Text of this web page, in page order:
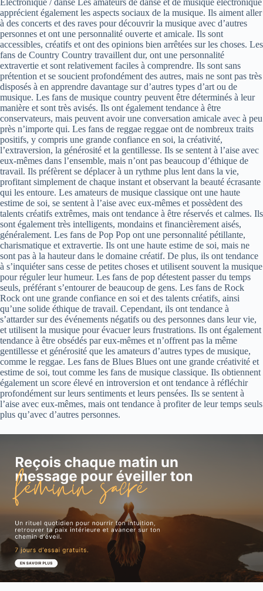
Électronique / danse Les amateurs de danse et de musique électronique
apprécient également les aspects sociaux de la musique. Ils aiment aller
à des concerts et des raves pour découvrir la musique avec d’autres
personnes et ont une personnalité ouverte et amicale. Ils sont
accessibles, créatifs et ont des opinions bien arrêtées sur les choses. Les
fans de Country Country travaillent dur, ont une personnalité
extravertie et sont relativement faciles à comprendre. Ils sont sans
prétention et se soucient profondément des autres, mais ne sont pas très
disposés à en apprendre davantage sur d’autres types d’art ou de
musique. Les fans de musique country peuvent être déterminés à leur
manière et sont très avisés. Ils ont également tendance à être
conservateurs, mais peuvent avoir une conversation amicale avec à peu
près n’importe qui. Les fans de reggae reggae ont de nombreux traits
positifs, y compris une grande confiance en soi, la créativité,
l’extraversion, la générosité et la gentillesse. Ils se sentent à l’aise avec
eux-mêmes dans l’ensemble, mais n’ont pas beaucoup d’éthique de
travail. Ils préfèrent se déplacer à un rythme plus lent dans la vie,
profitant simplement de chaque instant et observant la beauté écrasante
qui les entoure. Les amateurs de musique classique ont une haute
estime de soi, se sentent à l’aise avec eux-mêmes et possèdent des
talents créatifs extrêmes, mais ont tendance à être réservés et calmes. Ils
sont également très intelligents, mondains et financièrement aisés,
généralement. Les fans de Pop Pop ont une personnalité pétillante,
charismatique et extravertie. Ils ont une haute estime de soi, mais ne
sont pas à la hauteur dans le domaine créatif. De plus, ils ont tendance
à s’inquiéter sans cesse de petites choses et utilisent souvent la musique
pour réguler leur humeur. Les fans de pop détestent passer du temps
seuls, préférant s’entourer de beaucoup de gens. Les fans de Rock
Rock ont ​​une grande confiance en soi et des talents créatifs, ainsi
qu’une solide éthique de travail. Cependant, ils ont tendance à
s’attarder sur des événements négatifs ou des personnes dans leur vie,
et utilisent la musique pour évacuer leurs frustrations. Ils ont également
tendance à être obsédés par eux-mêmes et n’offrent pas la même
gentillesse et générosité que les amateurs d’autres types de musique,
comme le reggae. Les fans de Blues Blues ont une grande créativité et
estime de soi, tout comme les fans de musique classique. Ils obtiennent
également un score élevé en introversion et ont tendance à réfléchir
profondément sur leurs sentiments et leurs pensées. Ils se sentent à
l’aise avec eux-mêmes, mais ont tendance à profiter de leur temps seuls
plus qu’avec d’autres personnes.